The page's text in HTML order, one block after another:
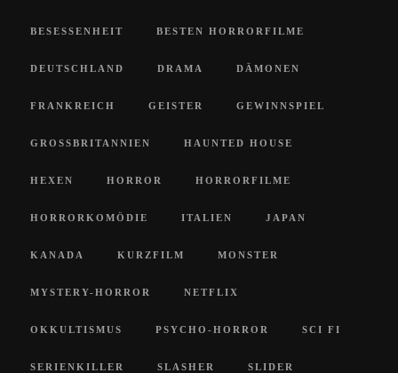
BESESSENHEIT BESTEN HORRORFILME
DEUTSCHLAND DRAMA DÄMONEN
FRANKREICH GEISTER GEWINNSPIEL
GROSSBRITANNIEN HAUNTED HOUSE
HEXEN HORROR HORRORFILME
HORRORKOMÖDIE ITALIEN JAPAN
KANADA KURZFILM MONSTER
MYSTERY-HORROR NETFLIX
OKKULTISMUS PSYCHO-HORROR SCI FI
SERIENKILLER SLASHER SLIDER